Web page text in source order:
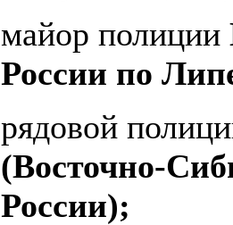
майор полиции
России по
рядовой
(Восточно-
России);